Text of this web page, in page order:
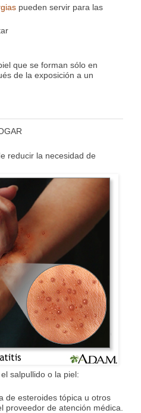
pueden servir para las
que se forman sólo en
de la exposición a un
reducir la necesidad de
salpullido o la piel:
de esteroides tópica u otros
proveedor de atención médica.